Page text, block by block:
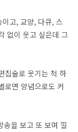
고, 교양, 다큐, 스
없이 웃고 싶은데 그
집술로 웃기는 척 하
로면 양념으로도 커
송을 보고 또 보며 낄